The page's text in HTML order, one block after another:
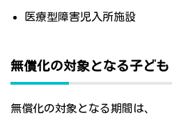
医療型障害児入所施設
無償化の対象となる子ども
無償化の対象となる期間は、